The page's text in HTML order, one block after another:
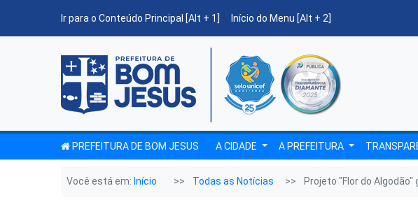
Ir para o Conteúdo Principal [Alt + 1] Início do Menu [Alt + 2]
PREFEITURA DE BOM JESUS A CIDADE A PREFEITURA
Você está em: Início Todas as Notícias Projeto "Flor do